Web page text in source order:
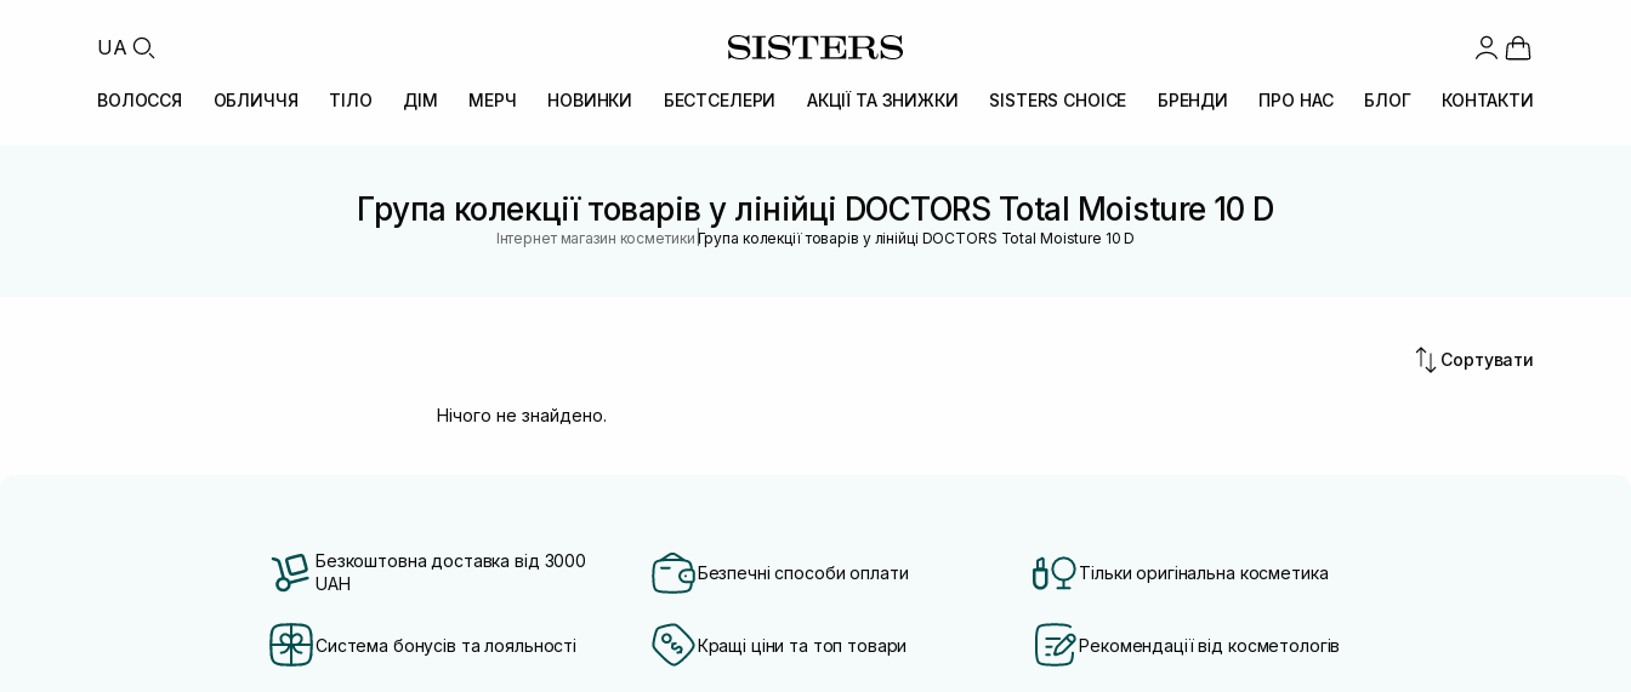
UA
ВОЛОССЯ ОБЛИЧЧЯ ТІЛО ДІМ МЕРЧ НОВИНКИ БЕСТСЕЛЕРИ АКЦІЇ ТА ЗНИЖКИ SISTERS CHOICE БРЕНДИ ПРО НАС БЛОГ КОНТАКТИ
Група колекції товарів у лінійці DOCTORS Total Moisture 10 D
Інтернет магазин косметики |Група колекції товарів у лінійці DOCTORS Total Moisture 10 D
Сортувати
Нічого не знайдено.
Безкоштовна доставка від 3000
UAH
Безпечні способи оплати Тільки оригінальна косметика
Система бонусів та лояльності Кращі ціни та топ товари Рекомендації від косметологів